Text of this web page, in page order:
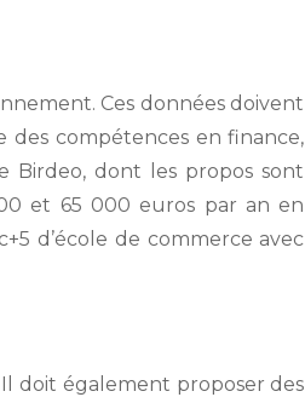
Ces données doivent
des compétences en finance,
Birdeo, dont les propos sont
et 65 000 euros par an en
d’école de commerce avec
doit également proposer des